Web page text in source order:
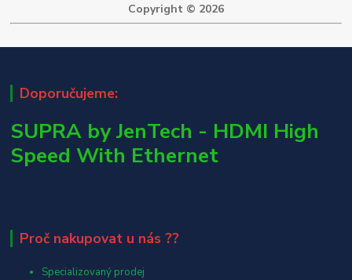
Copyright © 2026
Doporučujeme:
SUPRA by JenTech - HDMI High
Speed With Ethernet
Proč nakupovat u nás ??
Specializovaný prodej